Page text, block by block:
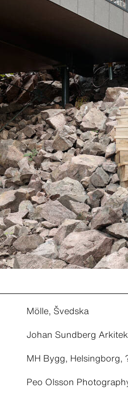
Mölle, Švedska
Johan Sundberg
MH Bygg, Helsingborg,
Peo Olsson